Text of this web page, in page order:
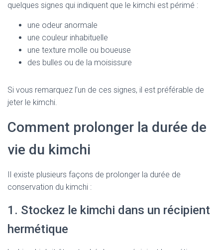
quelques signes qui indiquent que le kimchi est périmé :
une odeur anormale
une couleur inhabituelle
une texture molle ou boueuse
des bulles ou de la moisissure
Si vous remarquez l’un de ces signes, il est préférable de
jeter le kimchi.
Comment prolonger la durée de
vie du kimchi
Il existe plusieurs façons de prolonger la durée de
conservation du kimchi :
1. Stockez le kimchi dans un récipient
hermétique